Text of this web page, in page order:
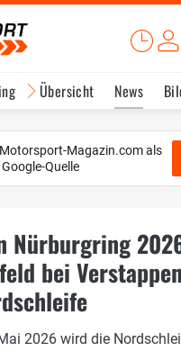
Übersicht News
Motorsport-Magazin.com als
Quelle
Nürburgring
bei
2026 wird die